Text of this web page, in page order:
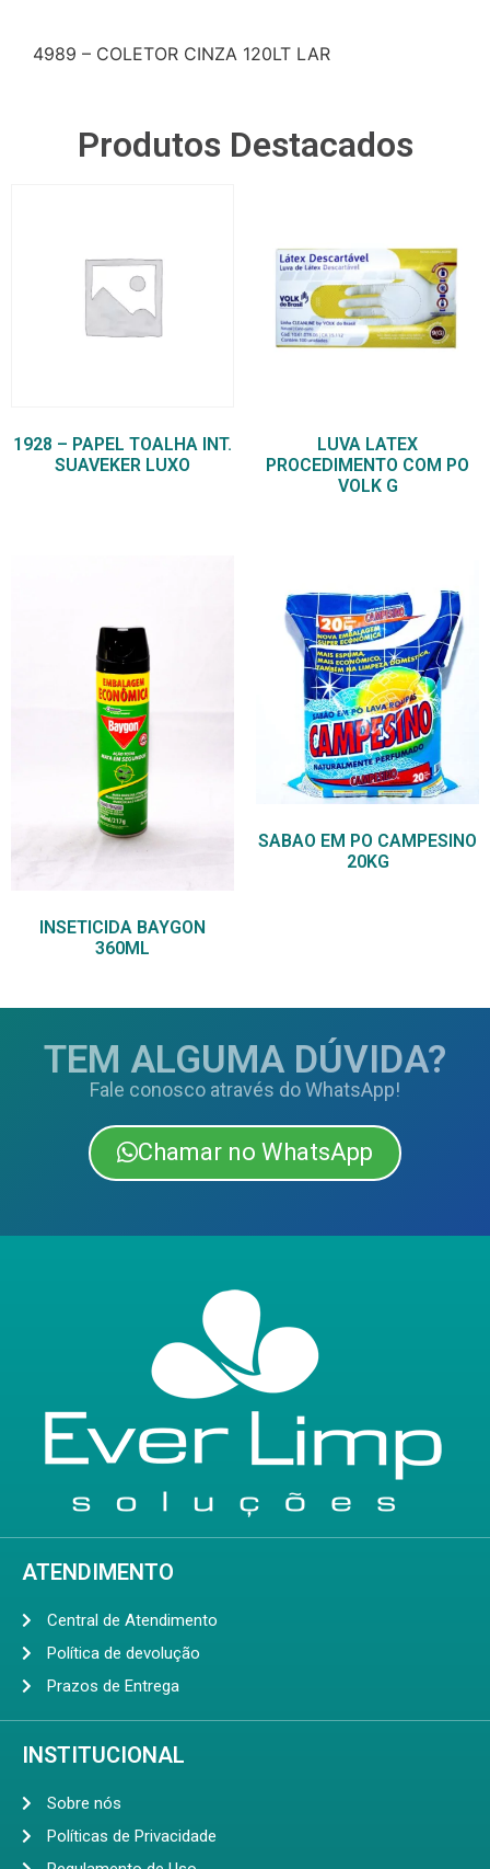
4989 – COLETOR CINZA 120LT LAR
Produtos Destacados
1928 – PAPEL TOALHA INT.
SUAVEKER LUXO
LUVA LATEX
PROCEDIMENTO COM PO
VOLK G
INSETICIDA BAYGON
360ML
SABAO EM PO CAMPESINO
20KG
TEM ALGUMA DÚVIDA?
Fale conosco através do WhatsApp!
Chamar no WhatsApp
ATENDIMENTO
Central de Atendimento
Política de devolução
Prazos de Entrega
INSTITUCIONAL
Sobre nós
Políticas de Privacidade